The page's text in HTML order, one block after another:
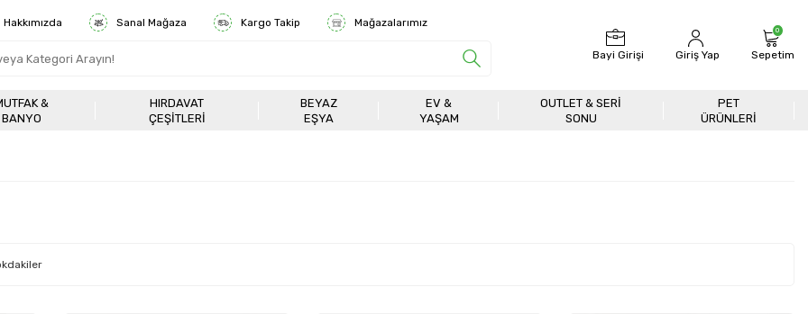
Hakkımızda Sanal Mağaza Kargo Takip Mağazalarımız
Bayi Girişi Giriş Yap
0
Sepetim
&
BANYO
HIRDAVAT
ÇEŞITLERI
BEYAZ
EŞYA
EV &
YAŞAM
OUTLET & SERI
SONU
PET
ÜRÜNLERİ